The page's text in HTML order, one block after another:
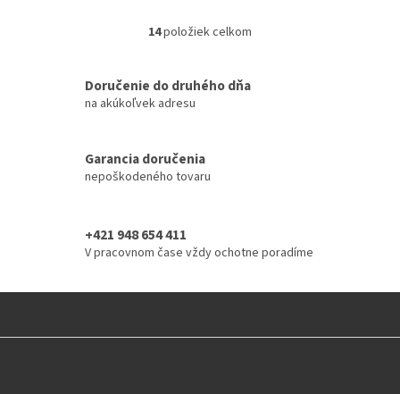
Vďaka kvalitnému nerezovému...
množstva jedál v komerčnej
kuchyni. Vďaka...
O
á
i
e
k
y
ý
14položiek celkom
Doručenie do druhého dňa
na akúkoľvek adresu
Garancia doručenia
nepoškodeného tovaru
+421 948 654 411
V pracovnom čase vždy ochotne poradíme